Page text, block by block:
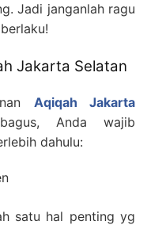
Jadi janganlah ragu
Jakarta Selatan
Aqiqah Jakarta
Anda wajib
dahulu:
satu hal penting yg